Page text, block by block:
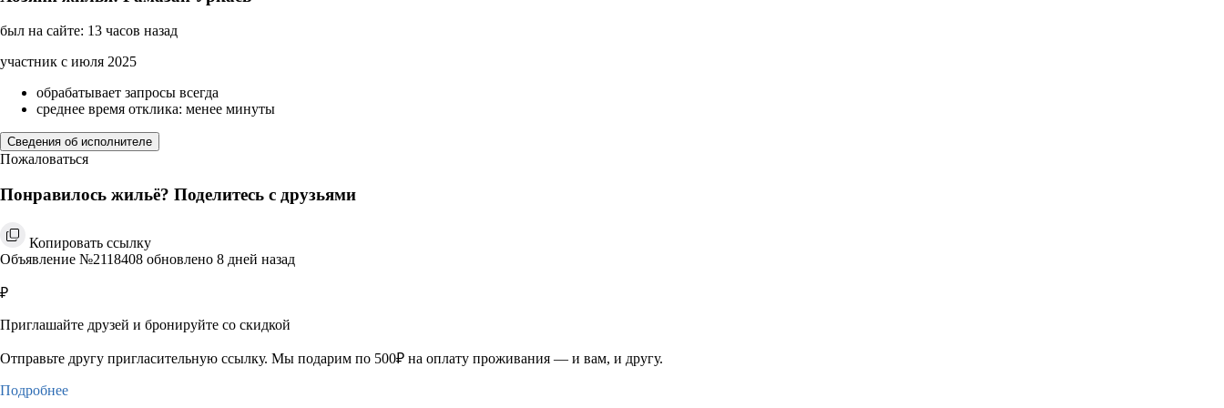
был на сайте: 13 часов назад
участник с июля 2025
обрабатывает запросы всегда
среднее время отклика: менее минуты
Сведения об исполнителе
Пожаловаться
Понравилось жильё? Поделитесь с друзьями
Копировать ссылку
Объявление №2118408 обновлено 8 дней назад
₽
Приглашайте друзей и бронируйте со скидкой
Отправьте другу пригласительную ссылку. Мы подарим по 500₽ на оплату проживания — и вам, и другу.
Подробнее